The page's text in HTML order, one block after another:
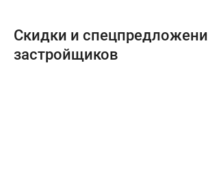
Скидки и
застройщиков